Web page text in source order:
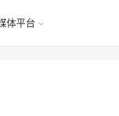
体平台